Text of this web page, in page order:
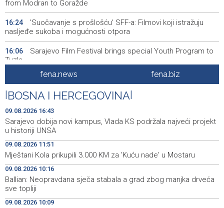
from Modran to Goražde
16:24
'Suočavanje s prošlošću' SFF-a: Filmovi koji istražuju
nasljeđe sukoba i mogućnosti otpora
16:06
Sarajevo Film Festival brings special Youth Program to
Tuzla
Posuški turnir 'Kamen, krš i maslina' potvrdio svoj ugled,
Kukoč ponovno na Topali
15:40 Priopćenje za javnost HDZ 1990
14:53
Pentagon pozvao američke odbrambene firme da
ubrzaju proizvodnju oružja usred iscrpljenih zaliha
14:39
Svečano otvoren 26. Cazin Grand Prix, staza 'Krajiška
zmija' ponovo okupila ljubitelje motosporta
13:20
Mostar Jazz Fest 2026. od 23. do 25. kolovoza donosi
tri večeri vrhunske glazbe
fena.news fena.biz
BOSNA I HERCEGOVINA
09.08.2026 16:43
Sarajevo dobija novi kampus, Vlada KS podržala najveći projekt
u historiji UNSA
09.08.2026 11:51
Mještani Kola prikupili 3.000 KM za 'Kuću nade' u Mostaru
09.08.2026 10:16
Ballian: Neopravdana sječa stabala a grad zbog manjka drveća
sve topliji
09.08.2026 10:09